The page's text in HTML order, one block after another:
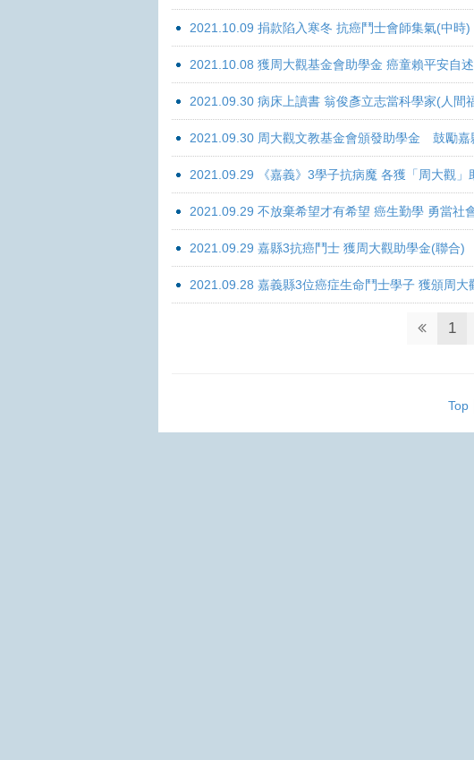
2021.10.09 捐款陷入寒冬 抗癌鬥士會師集氣(中時)
2021.10.08 獲周大觀基金會助學金 癌童賴平安自
2021.09.30 病床上讀書 翁俊彥立志當科學家(人間
2021.09.30 周大觀文教基金會頒發助學金 鼓勵嘉
2021.09.29 《嘉義》3學子抗病魔 各獲「周大觀」
2021.09.29 不放棄希望才有希望 癌生勤學 勇當社
2021.09.29 嘉縣3抗癌鬥士 獲周大觀助學金(聯合)
2021.09.28 嘉義縣3位癌症生命鬥士學子 獲頒周大
1
Top